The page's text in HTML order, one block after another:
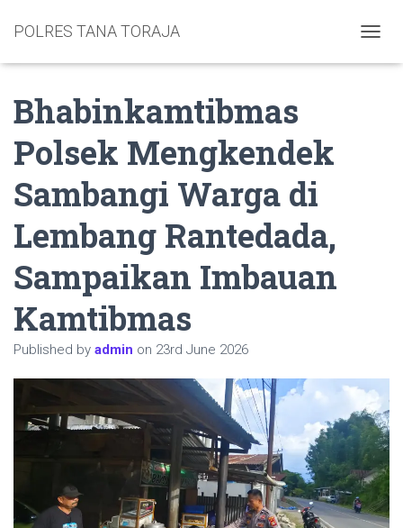
POLRES TANA TORAJA
Bhabinkamtibmas
Polsek Mengkendek
Sambangi Warga di
Lembang Rantedada,
Sampaikan Imbauan
Kamtibmas
Published by admin on 23rd June 2026